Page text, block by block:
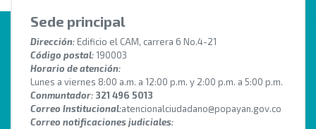
Sede principal
Dirección: Edificio el CAM, carrera 6 No.4-21
Código postal:190003
Horario de atención:
Lunes a viernes 8:00 a.m. a 12:00 p.m. y 2:00 p.m. a 5:00 p.m.
Conmuntador: 321 496 5013
Correo Institucional:atencionalciudadano@popayan.gov.co
Correo notificaciones judiciales: